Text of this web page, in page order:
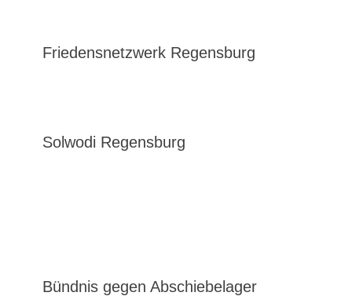
Friedensnetzwerk Regensburg
Solwodi Regensburg
Bündnis gegen Abschiebelager